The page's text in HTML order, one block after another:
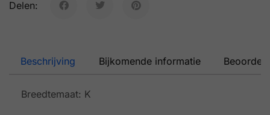
Delen:
Beschrijving Bijkomende informatie
Breedtemaat: K